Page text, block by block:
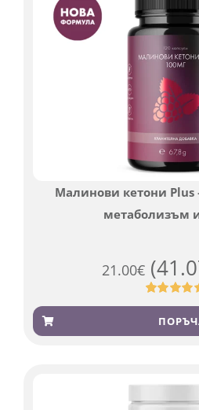
Малинови кетони Plus
метаболизъм
21.00€
Оценен
4.76 от 5,
базирано
819